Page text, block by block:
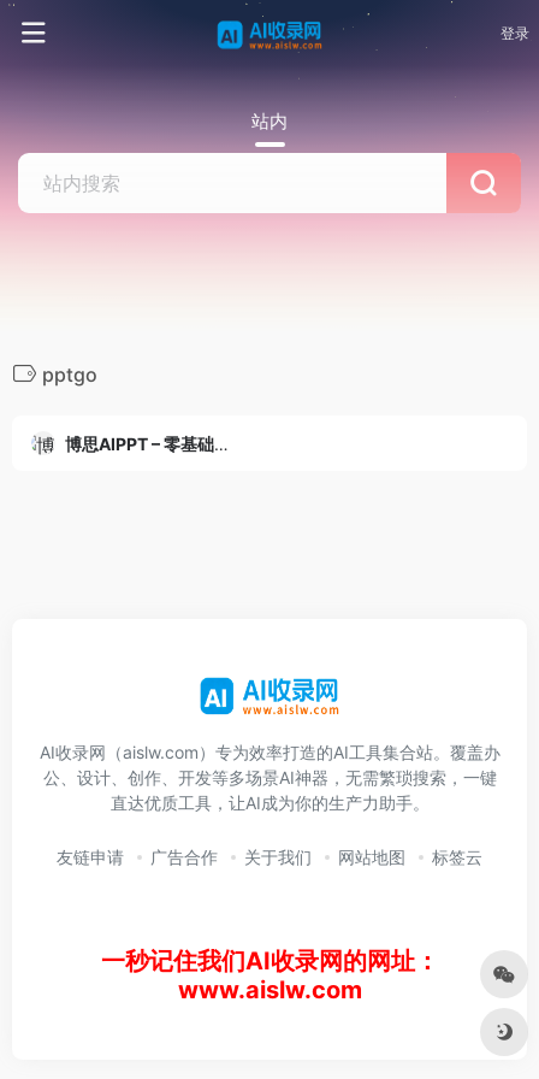
登录
站内
pptgo
博思AIPPT – 零基础快速用AI制作PPT
AI收录网（aislw.com）专为效率打造的AI工具集合站。覆盖办
公、设计、创作、开发等多场景AI神器，无需繁琐搜索，一键
直达优质工具，让AI成为你的生产力助手。
友链申请 广告合作 关于我们 网站地图 标签云
一秒记住我们AI收录网的网址：
www.aislw.com